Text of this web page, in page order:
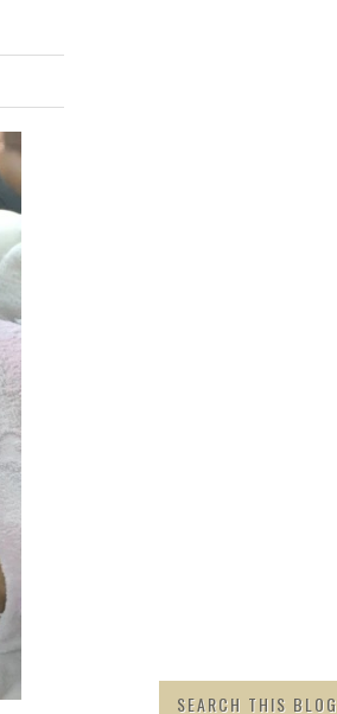
SEARCH THIS BLOG